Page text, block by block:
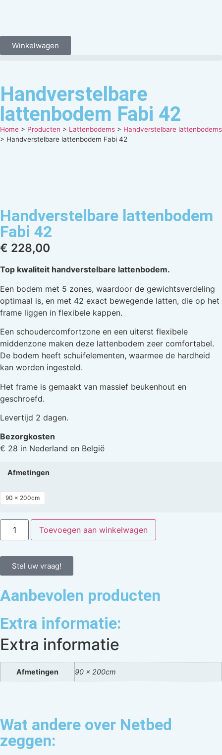
Winkelwagen
Handverstelbare
lattenbodem Fabi 42
Home > Producten > Lattenbodems > Handverstelbare lattenbodems
> Handverstelbare lattenbodem Fabi 42
Handverstelbare lattenbodem
Fabi 42
€ 228,00
Top kwaliteit handverstelbare lattenbodem.
Een bodem met 5 zones, waardoor de gewichtsverdeling
optimaal is, en met 42 exact bewegende latten, die op het
frame liggen in flexibele kappen.
Een schoudercomfortzone en een uiterst flexibele
middenzone maken deze lattenbodem zeer comfortabel.
De bodem heeft schuifelementen, waarmee de hardheid
kan worden ingesteld.
Het frame is gemaakt van massief beukenhout en
geschroefd.
Levertijd 2 dagen.
Bezorgkosten
€ 28 in Nederland en België
Afmetingen
90 x 200cm
Toevoegen aan winkelwagen
Stel uw vraag!
Aanbevolen producten
Extra informatie:
Extra informatie
Afmetingen 90 x 200cm
Wat andere over Netbed
zeggen: